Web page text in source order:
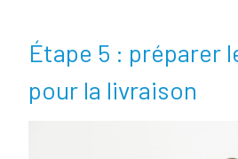
Étape 5 : préparer
pour la livraison